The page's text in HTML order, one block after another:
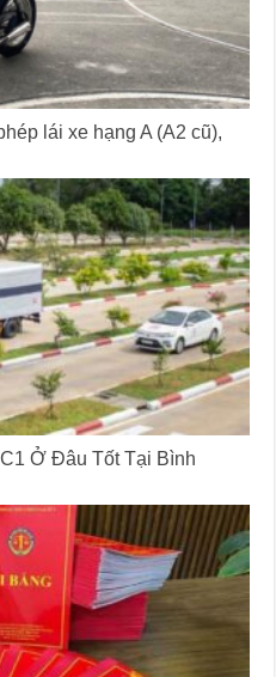
lái xe hạng A (A2 cũ),
Ở Đâu Tốt Tại Bình